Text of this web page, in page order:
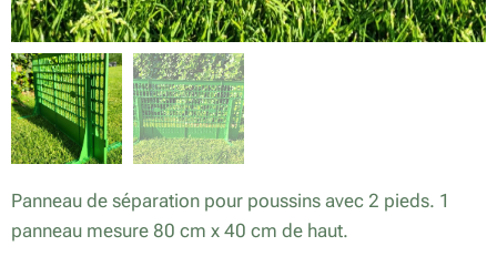
Panneau de séparation pour poussins avec 2 pieds. 1
panneau mesure 80 cm x 40 cm de haut.